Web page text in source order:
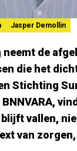
Jasper Demollin
neemt de
die het
Stichting
vallen,
van